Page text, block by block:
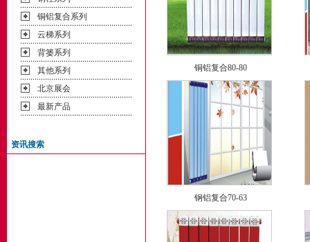
铜铝复合系列
云梯系列
背篓系列
其他系列
北京展会
最新产品
资讯搜索
铜铝复合80-80
钢铝复合70-63